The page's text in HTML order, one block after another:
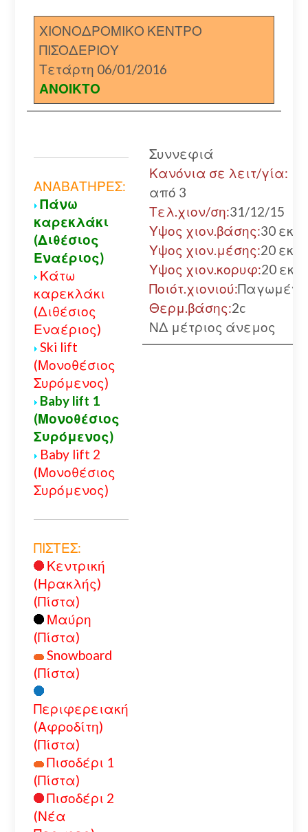
ΧΙΟΝΟΔΡΟΜΙΚΟ ΚΕΝΤΡΟ
ΠΙΣΟΔΕΡΙΟΥ
Τετάρτη 06/01/2016
ΑΝΟΙΚΤΟ
ΑΝΑΒΑΤΗΡΕΣ:
Πάνω
καρεκλάκι
(Διθέσιος
Εναέριος)
Κάτω
καρεκλάκι
(Διθέσιος
Εναέριος)
Ski lift
(Μονοθέσιος
Συρόμενος)
Baby lift 1
(Μονοθέσιος
Συρόμενος)
Baby lift 2
(Μονοθέσιος
Συρόμενος)
ΠΙΣΤΕΣ:
Κεντρική
(Ηρακλής)
(Πίστα)
Μαύρη
(Πίστα)
Snowboard
(Πίστα)
Περιφερειακή
(Αφροδίτη)
(Πίστα)
Πισοδέρι 1
(Πίστα)
Πισοδέρι 2
(Νέα
Συννεφιά
Κανόνια σε λειτ/γία:
από 3
Τελ.χιον/ση:31/12/15
Υψος χιον.βάσης:30 εκ.
Υψος χιον.μέσης:20 εκ.
Υψος χιον.κορυφ:20 εκ.
Ποιότ.χιονιού:Παγωμένο
Θερμ.βάσης:2c
ΝΔ μέτριος άνεμος